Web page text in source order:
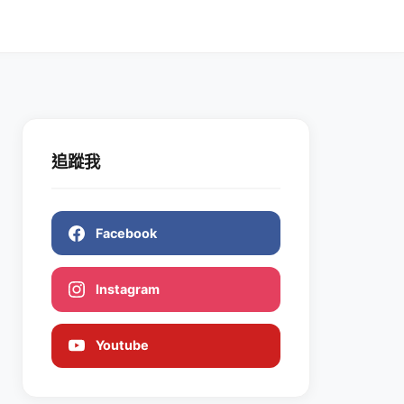
追蹤我
Facebook
Instagram
Youtube